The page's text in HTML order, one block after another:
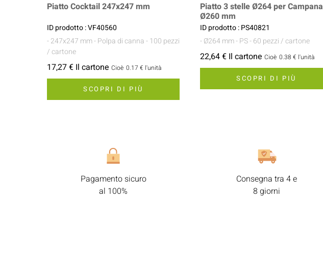
Piatto Cocktail 247x247 mm
ID prodotto : VF40560
- 247x247 mm- Polpa di canna- 100 pezzi
/ cartone
17,27 € Il cartone Cioè 0.17 € l'unità
SCOPRI DI PIÙ
Piatto 3 stelle Ø264 per Campana
Ø260 mm
ID prodotto : PS40821
- Ø264 mm- PS- 60 pezzi / cartone
22,64 € Il cartone Cioè 0.38 € l'unità
SCOPRI DI PIÙ
Pagamento sicuro
al 100%
Consegna tra 4 e
8 giorni